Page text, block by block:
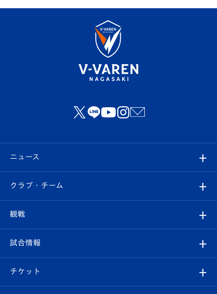
ニュース
すべて
クラブ
試合情報
クラブ・チーム
クラブ概要
エンブレム紹介
観戦
観戦ルール
はじめての観戦ガイド
試合情報
試合日程/結果
チケット